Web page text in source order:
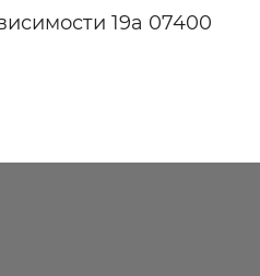
19а 07400